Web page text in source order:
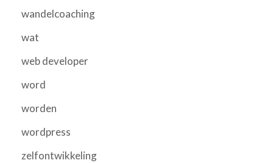
wandelcoaching
wat
web developer
word
worden
wordpress
zelfontwikkeling